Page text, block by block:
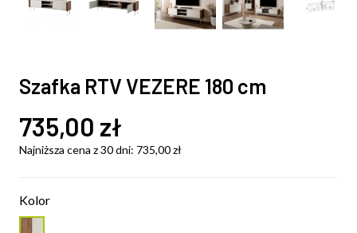
Szafka RTV VEZERE 180 cm
735,00 zł
Najniższa cena z 30 dni: 735,00zł
Kolor